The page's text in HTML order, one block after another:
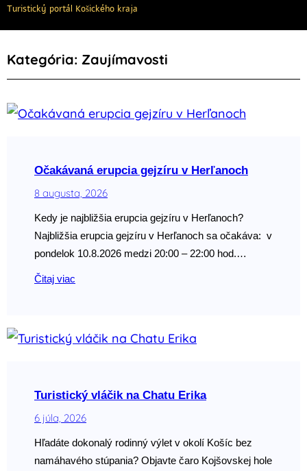
Turistický portál Košického kraja
Kategória: Zaujímavosti
Očakávaná erupcia gejzíru v Herľanoch
8 augusta, 2026
Kedy je najbližšia erupcia gejzíru v Herľanoch?
Najbližšia erupcia gejzíru v Herľanoch sa očakáva: v
pondelok 10.8.2026 medzi 20:00 – 22:00 hod.…
Čitaj viac
Turistický vláčik na Chatu Erika
6 júla, 2026
Hľadáte dokonalý rodinný výlet v okolí Košíc bez
namáhavého stúpania? Objavte čaro Kojšovskej hole